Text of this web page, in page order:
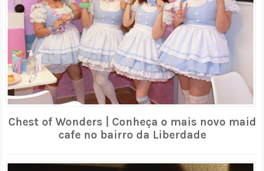
Chest of Wonders | Conheça o mais novo maid
cafe no bairro da Liberdade